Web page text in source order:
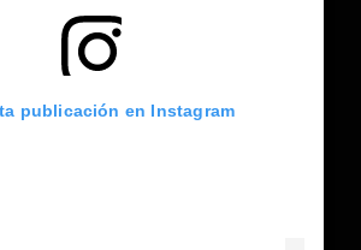
publicación en Instagram